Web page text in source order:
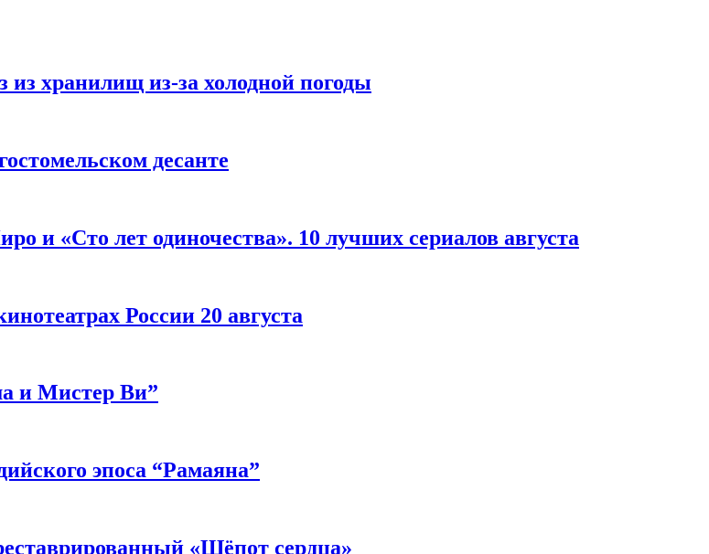
из хранилищ из-за холодной погоды
десанте
и «Сто лет одиночества». 10 лучших сериалов августа
России 20 августа
и Мистер Ви”
эпоса “Рамаяна”
«Шёпот сердца»